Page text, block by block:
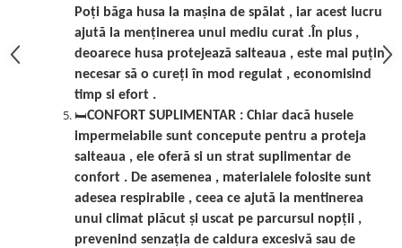
Poți băga husa la mașina de spălat , iar acest lucru
ajută la menținerea unui mediu curat .În plus ,
deoarece husa protejează salteaua , este mai puțin
necesar să o cureți în mod regulat , economisind
timp si efort .
🛏️CONFORT SUPLIMENTAR : Chiar dacă husele
impermeiabile sunt concepute pentru a proteja
salteaua , ele oferă si un strat suplimentar de
confort . De asemenea , materialele folosite sunt
adesea respirabile , ceea ce ajută la mentinerea
unui climat plăcut și uscat pe parcursul nopții ,
prevenind senzația de caldura excesivă sau de